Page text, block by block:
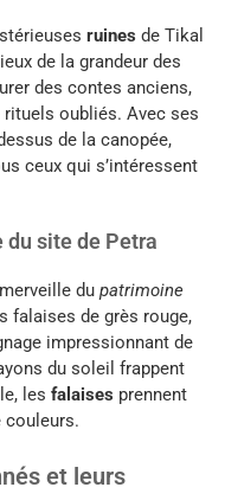
ruines de Tikal
de la grandeur des
des contes anciens,
oubliés. Avec ses
de la canopée,
ceux qui s’intéressent
du site de Petra
du patrimoine
falaises de grès rouge,
impressionnant de
du soleil frappent
les falaises prennent
couleurs.
et leurs